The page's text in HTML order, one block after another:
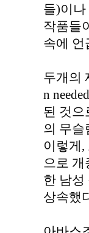
들)이
작품들
속에 언
두개의
n
된 것으
의 무슬
이렇게
으로 개
한 남성
상속했